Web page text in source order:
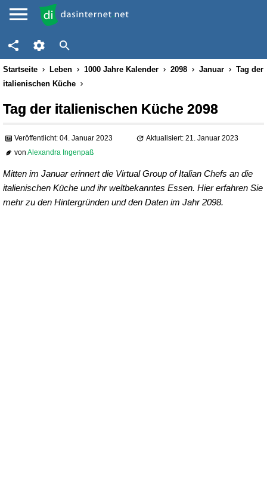
Startseite Leben 1000 Jahre Kalender 2098 Januar
Tag der
italienischen Küche
Tag der italienischen Küche 2098
Veröffentlicht: 04. Januar 2023
Aktualisiert: 21. Januar 2023
vonAlexandra Ingenpaß
Mitten im Januar erinnert die Virtual Group of Italian Chefs an die
italienischen Küche und ihr weltbekanntes Essen. Hier erfahren Sie
mehr zu den Hintergründen und den Daten im Jahr 2098.